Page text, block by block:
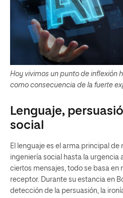
Hoy vivimos un punto de inflexión
como consecuencia de la fuerte
Lenguaje,
social
El lenguaje es el arma principal
ingeniería social hasta la urgencia
ciertos mensajes, todo se basa en
receptor. Durante su estancia en
detección de la persuasión, la